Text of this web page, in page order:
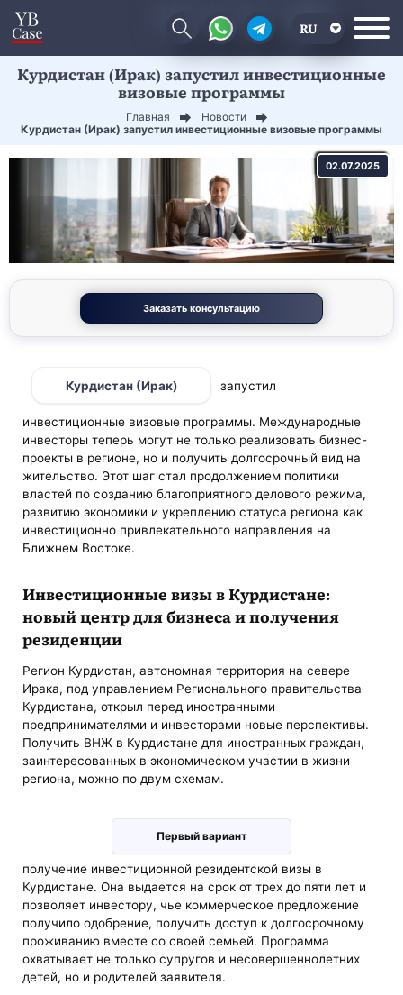
RU
EN
Курдистан (Ирак) запустил инвестиционные
визовые программы
Главная
Новости
Курдистан (Ирак) запустил инвестиционные визовые программы
02.07.2025
Заказать консультацию
Курдистан (Ирак) запустил
инвестиционные визовые программы. Международные
инвесторы теперь могут не только реализовать бизнес-
проекты в регионе, но и получить долгосрочный вид на
жительство. Этот шаг стал продолжением политики
властей по созданию благоприятного делового режима,
развитию экономики и укреплению статуса региона как
инвестиционно привлекательного направления на
Ближнем Востоке.
Инвестиционные визы в Курдистане:
новый центр для бизнеса и получения
резиденции
Регион Курдистан, автономная территория на севере
Ирака, под управлением Регионального правительства
Курдистана, открыл перед иностранными
предпринимателями и инвесторами новые перспективы.
Получить ВНЖ в Курдистане для иностранных граждан,
заинтересованных в экономическом участии в жизни
региона, можно по двум схемам.
Первый вариант
получение инвестиционной резидентской визы в
Курдистане. Она выдается на срок от трех до пяти лет и
позволяет инвестору, чье коммерческое предложение
получило одобрение, получить доступ к долгосрочному
проживанию вместе со своей семьей. Программа
охватывает не только супругов и несовершеннолетних
детей, но и родителей заявителя.